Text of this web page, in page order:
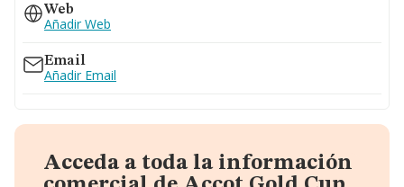
Web
Añadir Web
Email
Añadir Email
Acceda a toda la información